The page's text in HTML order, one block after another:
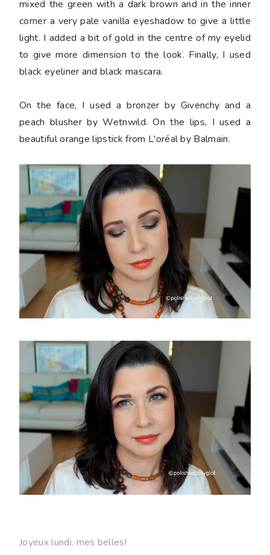
mixed the green with a dark brown and in the inner
corner a very pale vanilla eyeshadow to give a little
light. I added a bit of gold in the centre of my eyelid
to give more dimension to the look. Finally, I used
black eyeliner and black mascara.
On the face, I used a bronzer by Givenchy and a
peach blusher by Wetnwild. On the lips, I used a
beautiful orange lipstick from L'oréal by Balmain.
Joyeuxlundi, mes belles!